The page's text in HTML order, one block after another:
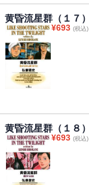
黄昏流星群（１７）
¥693 (税込)
黄昏流星群（１８）
¥693 (税込)